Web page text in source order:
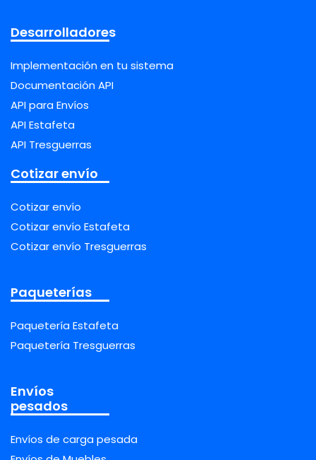
Desarrolladores
Implementación en tu sistema
Documentación API
API para Envíos
API Estafeta
API Tresguerras
Cotizar envío
Cotizar envío
Cotizar envío Estafeta
Cotizar envío Tresguerras
Paqueterías
Paquetería Estafeta
Paquetería Tresguerras
Envíos
pesados
Envíos de carga pesada